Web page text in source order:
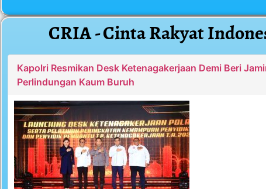
CRIA - Cinta Rakyat
Kapolri Resmikan Desk Ketenagakerjaan Demi Beri
Perlindungan Kaum Buruh